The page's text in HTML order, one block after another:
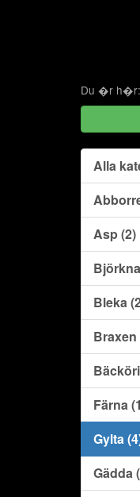
Du �r h�r:
Alla
Asp (2)
Bleka
Braxen
Färna
Gylta
Gädda